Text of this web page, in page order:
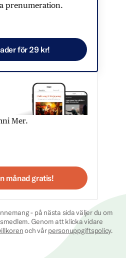
prenumeration.
för 29 kr!
Mer.
månad gratis!
- på nästa sida väljer du om
Genom att klicka vidare
och vårpersonuppgiftspolicy.